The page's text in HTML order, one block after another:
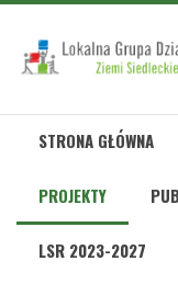
STRONA GŁÓWNA
PROJEKTY
LSR 2023-2027